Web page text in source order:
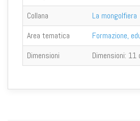
Collana
La mongolfiera
Area tematica
Formazione,
Dimensioni
Dimensioni: 11